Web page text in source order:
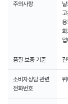
주의사항
품질 보증 기준
소비자상담 관련
전화번호